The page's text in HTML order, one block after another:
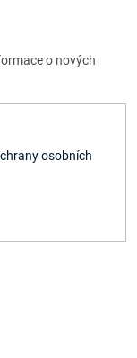
o nových
osobních